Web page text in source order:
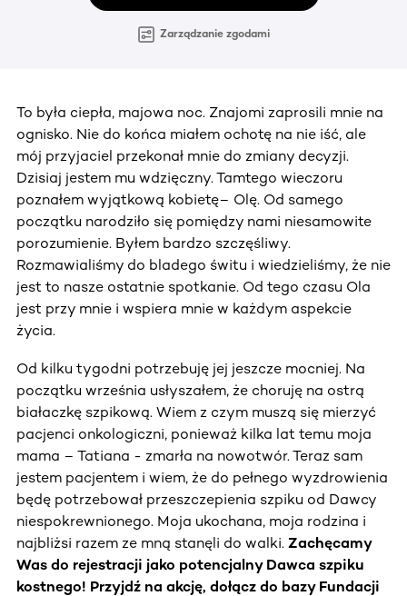
Zarządzanie zgodami
To była ciepła, majowa noc. Znajomi zaprosili mnie na
ognisko. Nie do końca miałem ochotę na nie iść, ale
mój przyjaciel przekonał mnie do zmiany decyzji.
Dzisiaj jestem mu wdzięczny. Tamtego wieczoru
poznałem wyjątkową kobietę– Olę. Od samego
początku narodziło się pomiędzy nami niesamowite
porozumienie. Byłem bardzo szczęśliwy.
Rozmawialiśmy do bladego świtu i wiedzieliśmy, że nie
jest to nasze ostatnie spotkanie. Od tego czasu Ola
jest przy mnie i wspiera mnie w każdym aspekcie
życia.
Od kilku tygodni potrzebuję jej jeszcze mocniej. Na
początku września usłyszałem, że choruję na ostrą
białaczkę szpikową. Wiem z czym muszą się mierzyć
pacjenci onkologiczni, ponieważ kilka lat temu moja
mama – Tatiana - zmarła na nowotwór. Teraz sam
jestem pacjentem i wiem, że do pełnego wyzdrowienia
będę potrzebował przeszczepienia szpiku od Dawcy
niespokrewnionego. Moja ukochana, moja rodzina i
najbliżsi razem ze mną stanęli do walki. Zachęcamy
Was do rejestracji jako potencjalny Dawca szpiku
kostnego! Przyjdź na akcję, dołącz do bazy Fundacji